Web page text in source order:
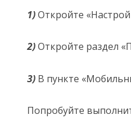
1)Откройте
2)Откройте раздел
3)В пункте
Попробуйте